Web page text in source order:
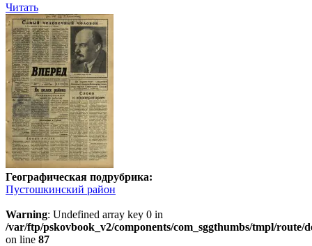
Читать
Географическая подрубрика:
Пустошкинский район
Warning: Undefined array key 0 in
/var/ftp/pskovbook_v2/components/com_sggthumbs/tmpl/route/
on line 87